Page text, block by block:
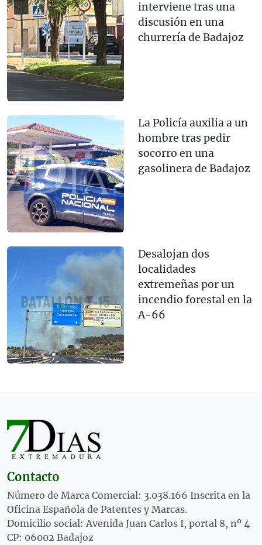
interviene tras una
discusión en una
churrería de Badajoz
La Policía auxilia a un
hombre tras pedir
socorro en una
gasolinera de Badajoz
Desalojan dos
localidades
extremeñas por un
incendio forestal en la
A-66
Contacto
Número de Marca Comercial: 3.038.166 Inscrita en la
Oficina Española de Patentes y Marcas.
Domicilio social: Avenida Juan Carlos I, portal 8, nº 4
CP: 06002 Badajoz